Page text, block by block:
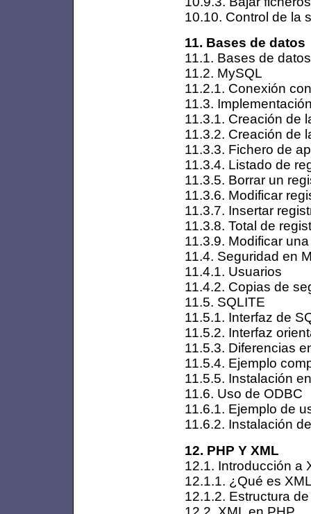
10.10. Control de la
11. Bases de datos
11.1. Bases de
11.2. MySQL
11.2.1. Conexión
11.3.
11.3.1. Creación de
11.3.2. Creación de
11.3.3. Fichero de
11.3.4. Listado de
11.3.5. Borrar un
11.3.6. Modificar
11.3.7. Insertar
11.3.8. Total de
11.3.9. Modificar
11.4. Seguridad en
11.4.1. Usuarios
11.4.2. Copias de
11.5. SQLITE
11.5.1. Interfaz de
11.5.2. Interfaz
11.5.3. Diferencias
11.5.4. Ejemplo
11.5.5. Instalación
11.6. Uso de ODBC
11.6.1. Ejemplo de
11.6.2. Instalación
12. PHP Y XML
12.1. Introducción a
12.1.1. ¿Qué es
12.1.2. Estructura